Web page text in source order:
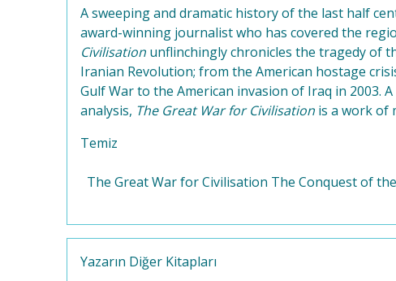
A sweeping and dramatic history of the last half
award-winning journalist who has covered the
Civilisation unflinchingly chronicles the tragedy of
Iranian Revolution; from the American hostage
Gulf War to the American invasion of Iraq in 2003.
analysis, The Great War for Civilisation is a work of
Temiz
The Great War for Civilisation The Conquest of
Yazarın Diğer Kitapları